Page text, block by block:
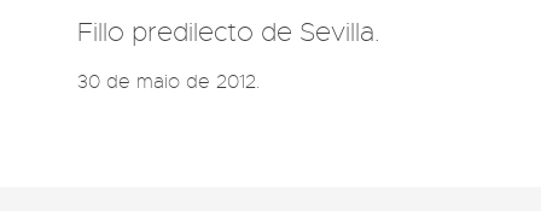
Fillo predilecto de Sevilla.
30 de maio de 2012.